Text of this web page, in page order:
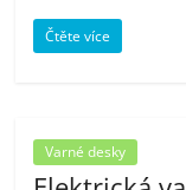
elektronika
recenze,
pračky,
Čtěte více
Varné desky